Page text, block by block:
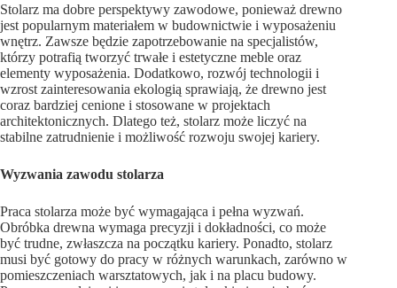
Stolarz ma dobre perspektywy zawodowe, ponieważ drewno
jest popularnym materiałem w budownictwie i wyposażeniu
wnętrz. Zawsze będzie zapotrzebowanie na specjalistów,
którzy potrafią tworzyć trwałe i estetyczne meble oraz
elementy wyposażenia. Dodatkowo, rozwój technologii i
wzrost zainteresowania ekologią sprawiają, że drewno jest
coraz bardziej cenione i stosowane w projektach
architektonicznych. Dlatego też, stolarz może liczyć na
stabilne zatrudnienie i możliwość rozwoju swojej kariery.
Wyzwania zawodu stolarza
Praca stolarza może być wymagająca i pełna wyzwań.
Obróbka drewna wymaga precyzji i dokładności, co może
być trudne, zwłaszcza na początku kariery. Ponadto, stolarz
musi być gotowy do pracy w różnych warunkach, zarówno w
pomieszczeniach warsztatowych, jak i na placu budowy.